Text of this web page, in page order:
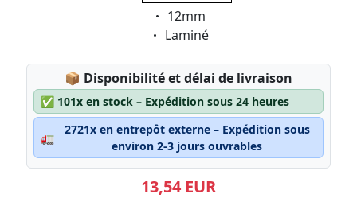
Eigenschaft:
12mm
Eigenschaft:
Laminé
📦 Lagerstatus:
Disponibilité et délai de livraison
✅ 101x en stock – Expédition sous 24 heures
🚛
2721x en entrepôt externe – Expédition sous
environ 2-3 jours ouvrables
13,54 EUR